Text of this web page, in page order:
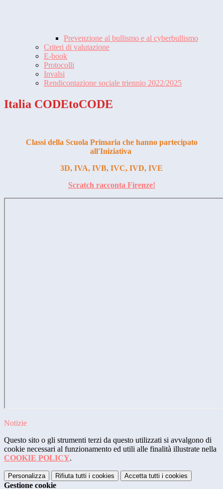
Prevenzione al bullismo e al cyberbullismo
Criteri di valutazione
E-book
Protocolli
Invalsi
Rendicontazione sociale triennio 2022/2025
Italia CODEtoCODE
Classi della Scuola Primaria che hanno partecipato
all'Iniziativa
3D, IVA, IVB, IVC, IVD, IVE
Scratch racconta Firenze!
Notizie
Questo sito o gli strumenti terzi da questo utilizzati si avvalgono di
cookie necessari al funzionamento ed utili alle finalità illustrate nella
COOKIE POLICY.
Personalizza Rifiuta tutti i cookies Accetta tutti i cookies
Gestione cookie